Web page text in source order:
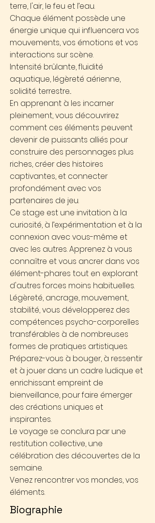
terre, l'air, le feu et l’eau.
Chaque élément possède une
énergie unique qui influencera vos
mouvements, vos émotions et vos
interactions sur scène.
Intensité brûlante, fluidité
aquatique, légèreté aérienne,
solidité terrestre...
En apprenant à les incarner
pleinement, vous découvrirez
comment ces éléments peuvent
devenir de puissants alliés pour
construire des personnages plus
riches, créer des histoires
captivantes, et connecter
profondément avec vos
partenaires de jeu.
Ce stage est une invitation à la
curiosité, à l’expérimentation et à la
connexion avec vous-même et
avec les autres. Apprenez à vous
connaître et vous ancrer dans vos
élément-phares tout en explorant
d'autres forces moins habituelles.
Légèreté, ancrage, mouvement,
stabilité, vous développerez des
compétences psycho-corporelles
transférables à de nombreuses
formes de pratiques artistiques.
Préparez-vous à bouger, à ressentir
et à jouer dans un cadre ludique et
enrichissant empreint de
bienveillance, pour faire émerger
des créations uniques et
inspirantes.
Le voyage se conclura par une
restitution collective, une
célébration des découvertes de la
semaine.
Venez rencontrer vos mondes, vos
éléments.
Biographie